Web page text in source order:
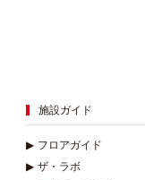
施設ガイド
▶ フロアガイド
▶ ザ・ラボ